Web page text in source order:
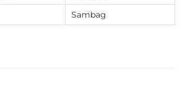
Sambag